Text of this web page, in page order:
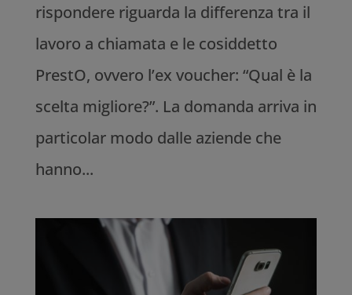
rispondere riguarda la differenza tra il
lavoro a chiamata e le cosiddetto
PrestO, ovvero l’ex voucher: “Qual è la
scelta migliore?”. La domanda arriva in
particolar modo dalle aziende che
hanno...